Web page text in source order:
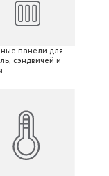
панели для
сэндвичей и